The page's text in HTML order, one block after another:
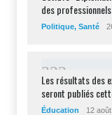
des
Politique, Santé
232
Les résultats des
seront publiés
Éducation 12